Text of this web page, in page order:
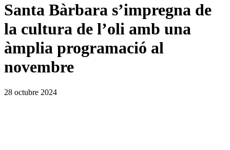
Santa Bàrbara s’impregna de
la cultura de l’oli amb una
àmplia programació al
novembre
28 octubre 2024